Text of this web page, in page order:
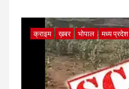
क्राइम ख़बर भोपाल मध्य प्रदेश